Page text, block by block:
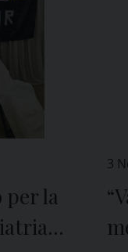
per la
3